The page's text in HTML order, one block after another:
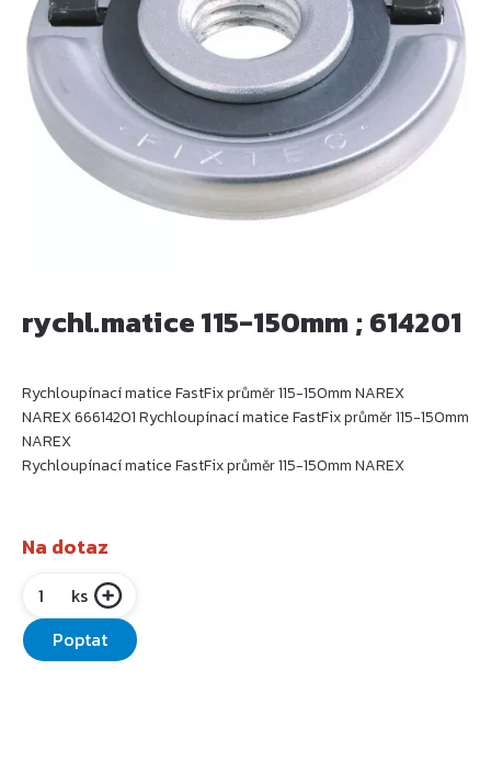
rychl.matice 115-150mm ; 614201
Rychloupínací matice FastFix průměr 115-150mm NAREX
NAREX 66614201 Rychloupínací matice FastFix průměr 115-150mm
NAREX
Rychloupínací matice FastFix průměr 115-150mm NAREX
Na dotaz
ks
Poptat